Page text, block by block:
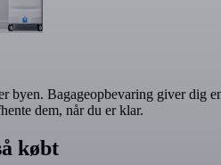
byen. Bagageopbevaring giver
dem, når du er klar.
købt